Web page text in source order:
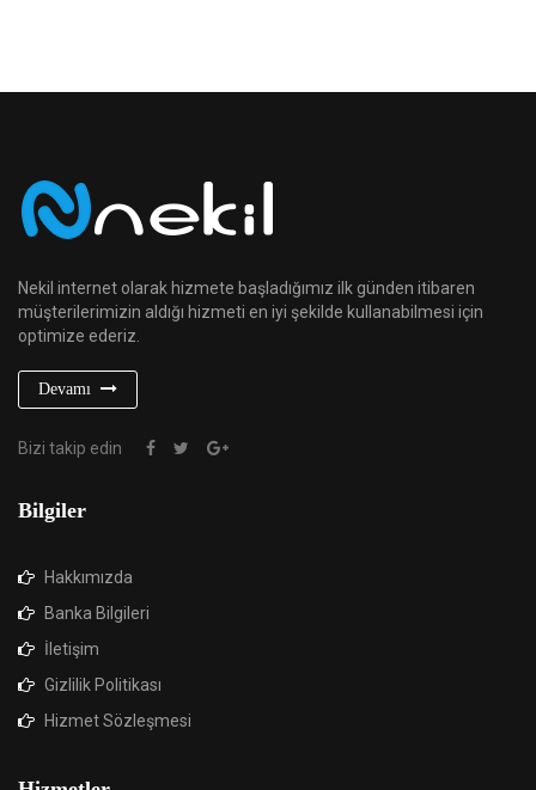
Nekil internet olarak hizmete başladığımız ilk günden itibaren
müşterilerimizin aldığı hizmeti en iyi şekilde kullanabilmesi için
optimize ederiz.
Devamı
Bizi takip edin
Bilgiler
Hakkımızda
Banka Bilgileri
İletişim
Gizlilik Politikası
Hizmet Sözleşmesi